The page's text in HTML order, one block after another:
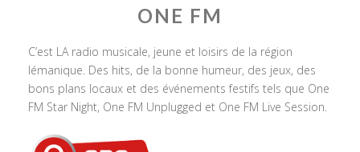
ONE FM
C’est LA radio musicale, jeune et loisirs de la région
lémanique. Des hits, de la bonne humeur, des jeux, des
bons plans locaux et des événements festifs tels que One
FM Star Night, One FM Unplugged et One FM Live Session.